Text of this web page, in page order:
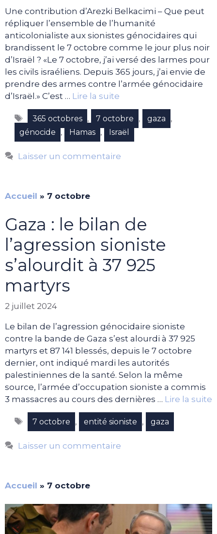
Une contribution d’Arezki Belkacimi – Que peut
répliquer l’ensemble de l’humanité
anticolonialiste aux sionistes génocidaires qui
brandissent le 7 octobre comme le jour plus noir
d’Israël ? «Le 7 octobre, j’ai versé des larmes pour
les civils israéliens. Depuis 365 jours, j’ai envie de
prendre des armes contre l’armée génocidaire
d’Israël.» C’est … Lire la suite
Étiquettes
365 octobres , 7 octobre , gaza ,
génocide , Hamas , Israël
Laisser un commentaire
Accueil » 7 octobre
Gaza : le bilan de
l’agression sioniste
s’alourdit à 37 925
martyrs
2 juillet 2024
Le bilan de l’agression génocidaire sioniste
contre la bande de Gaza s’est alourdi à 37 925
martyrs et 87 141 blessés, depuis le 7 octobre
dernier, ont indiqué mardi les autorités
palestiniennes de la santé. Selon la même
source, l’armée d’occupation sioniste a commis
3 massacres au cours des dernières … Lire la suite
Étiquettes
7 octobre , entité sioniste , gaza
Laisser un commentaire
Accueil » 7 octobre